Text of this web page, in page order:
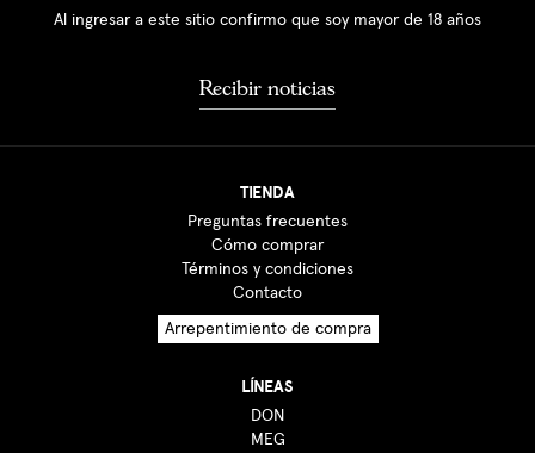
Al ingresar a este sitio confirmo que soy mayor de 18 años
Recibir noticias
TIENDA
Preguntas frecuentes
Cómo comprar
Términos y condiciones
Contacto
Arrepentimiento de compra
LÍNEAS
DON
MEG